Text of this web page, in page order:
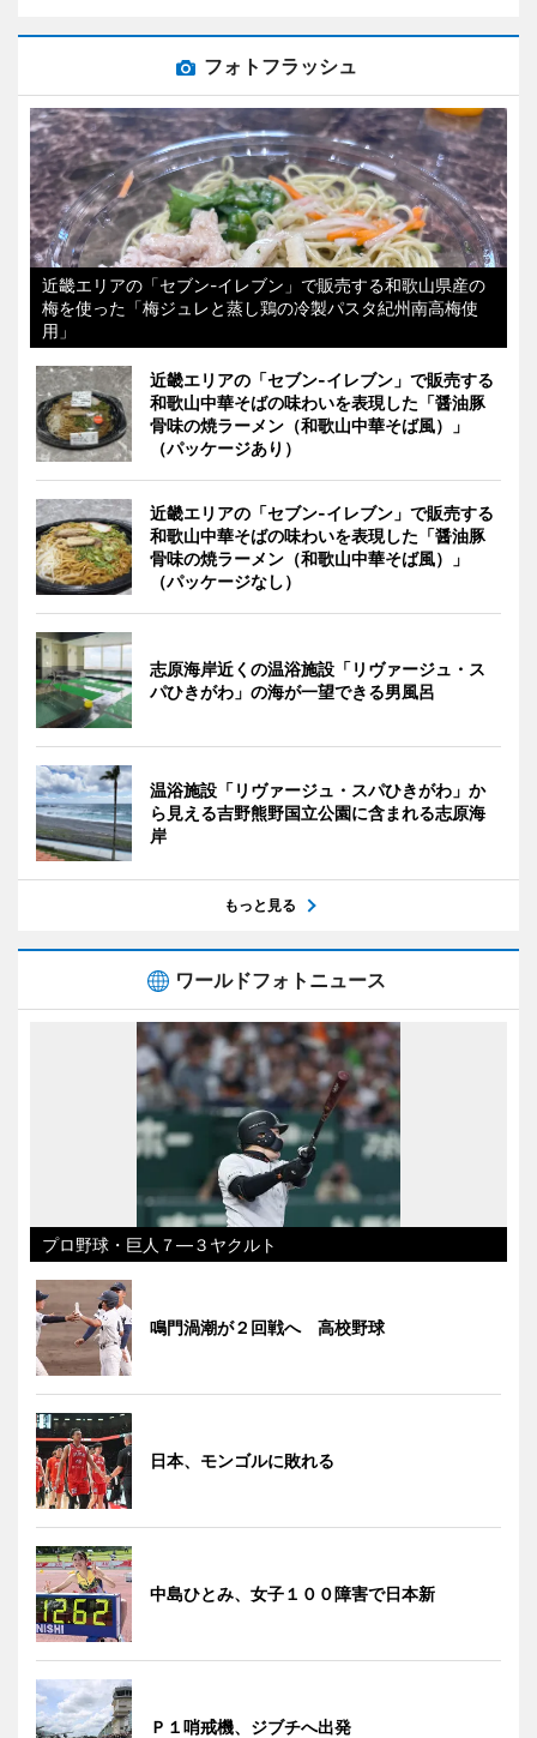
フォトフラッシュ
近畿エリアの「セブン-イレブン」で販売する和歌山県産の
梅を使った「梅ジュレと蒸し鶏の冷製パスタ紀州南高梅使
用」
近畿エリアの「セブン-イレブン」で販売する
和歌山中華そばの味わいを表現した「醤油豚
骨味の焼ラーメン（和歌山中華そば風）」
（パッケージあり）
近畿エリアの「セブン-イレブン」で販売する
和歌山中華そばの味わいを表現した「醤油豚
骨味の焼ラーメン（和歌山中華そば風）」
（パッケージなし）
志原海岸近くの温浴施設「リヴァージュ・ス
パひきがわ」の海が一望できる男風呂
温浴施設「リヴァージュ・スパひきがわ」か
ら見える吉野熊野国立公園に含まれる志原海
岸
もっと見る
ワールドフォトニュース
プロ野球・巨人７―３ヤクルト
鳴門渦潮が２回戦へ 高校野球
日本、モンゴルに敗れる
中島ひとみ、女子１００障害で日本新
Ｐ１哨戒機、ジブチへ出発